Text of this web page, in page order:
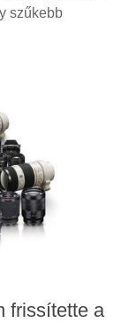
szűkebb
frissítette a